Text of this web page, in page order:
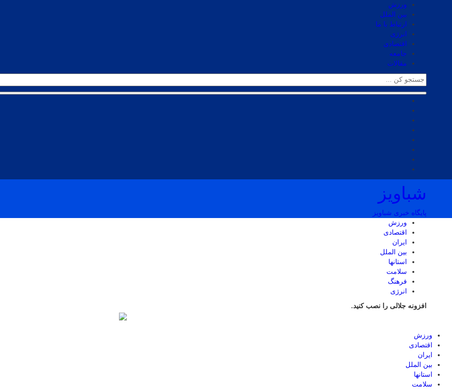
ورزش
بین الملل
ارتباط با ما
انرژی
اقتصادی
جامعه
مقالات
شباویز
پایگاه خبری شباویز
ورزش
اقتصادی
ایران
بین الملل
استانها
سلامت
فرهنگ
انرژی
افزونه جلالی را نصب کنید.
ورزش
اقتصادی
ایران
بین الملل
استانها
سلامت